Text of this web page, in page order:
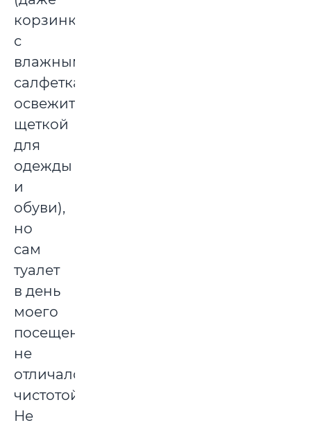
корзинка
с
влажными
салфетками,
освежителем,
щеткой
для
одежды
и
обуви),
но
сам
туалет
в день
моего
посещения
не
отличался
чистотой.
Не